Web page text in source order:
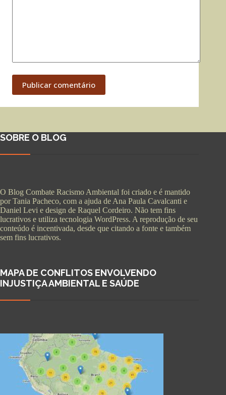
Publicar comentário
SOBRE O BLOG
O Blog Combate Racismo Ambiental foi criado e é mantido
por Tania Pacheco, com a ajuda de Ana Paula Cavalcanti e
Daniel Levi e design de Raquel Cordeiro. Não tem fins
lucrativos e utiliza tecnologia WordPress. A reprodução de seu
conteúdo é incentivada, desde que citando a fonte e também
sem fins lucrativos.
MAPA DE CONFLITOS ENVOLVENDO
INJUSTIÇA AMBIENTAL E SAÚDE